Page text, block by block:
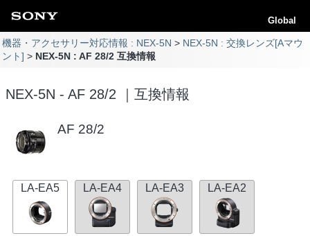
Global
機器・アクセサリー対応情報 : NEX-5N
NEX-5N : 交換レンズ[Aマウ
ント]
NEX-5N : AF 28/2 互換情報
NEX-5N - AF 28/2 ｜互換情報
AF 28/2
LA-EA5 LA-EA4 LA-EA3 LA-EA2